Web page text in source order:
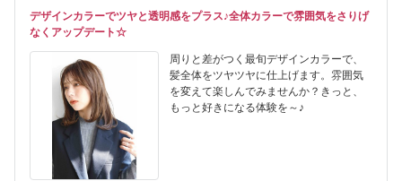
デザインカラーでツヤと透明感をプラス♪全体カラーで雰囲気をさりげ
なくアップデート☆
周りと差がつく最旬デザインカラーで、
髪全体をツヤツヤに仕上げます。雰囲気
を変えて楽しんでみませんか？きっと、
もっと好きになる体験を～♪